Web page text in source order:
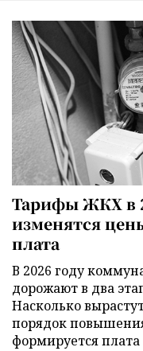
Тарифы ЖКХ в
изменятся
плата
В 2026 году
дорожают в два
Насколько
порядок
формируется